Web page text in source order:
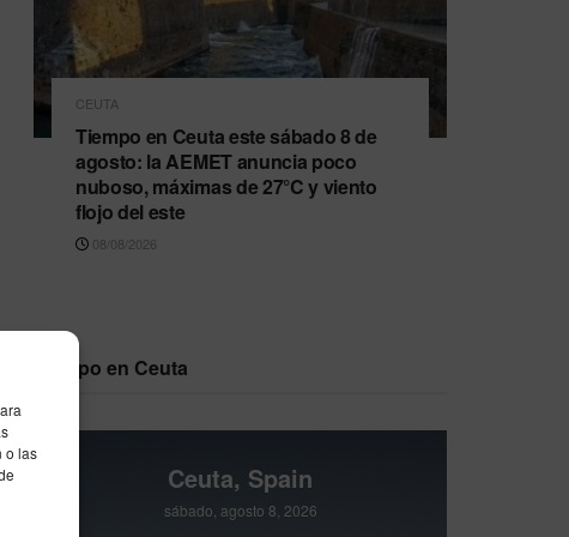
o las
CEUTA
Tiempo en Ceuta este sábado 8 de
agosto: la AEMET anuncia poco
nuboso, máximas de 27°C y viento
flojo del este
08/08/2026
Tiempo en Ceuta
Ceuta, Spain
sábado, agosto 8, 2026